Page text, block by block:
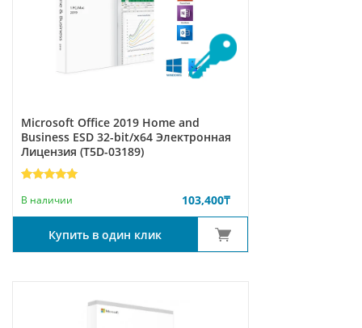
Microsoft Office 2019 Home and
Business ESD 32-bit/x64 Электронная
Лицензия (T5D-03189)
5.00из 5
опроса
пользователей
В наличии 103,400₸
Купить в один клик